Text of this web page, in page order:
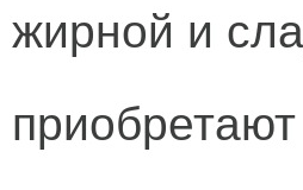
жирной и